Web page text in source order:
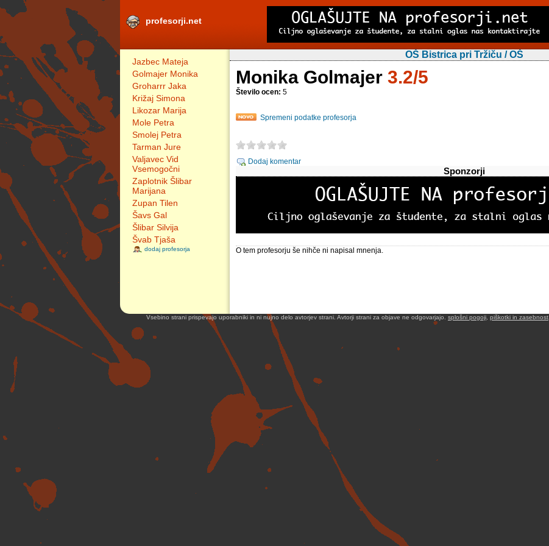
profesorji.net
Jazbec Mateja
Golmajer Monika
Groharrr Jaka
Križaj Simona
Likozar Marija
Mole Petra
Smolej Petra
Tarman Jure
Valjavec Vid
Vsemogočni
Zaplotnik Šlibar
Marijana
Zupan Tilen
Šavs Gal
Šlibar Silvija
Švab Tjaša
dodaj profesorja
OŠ Bistrica pri Tržiču / OŠ
Monika Golmajer 3.2/5
Število ocen: 5
Spremeni podatke profesorja
Dodaj komentar
Sponzorji
O tem profesorju še nihče ni napisal mnenja.
Vsebino strani prispevajo uporabniki in ni nujno delo avtorjev strani. Avtorji strani za objave ne odgovarjajo. splošni pogoji piškotki in zasebnost